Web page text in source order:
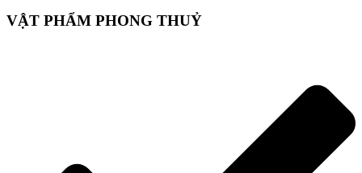
VẬT PHẨM PHONG THUỶ